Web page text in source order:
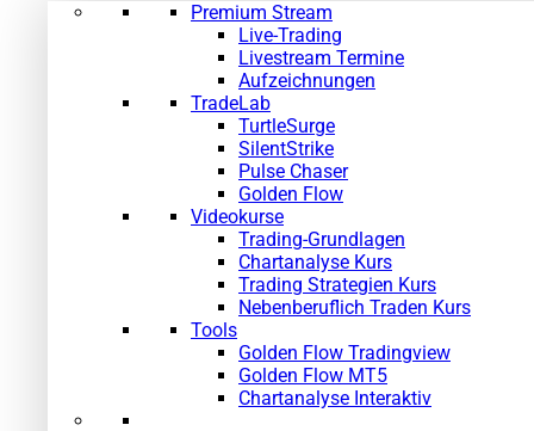
Premium Stream
Live-Trading
Livestream Termine
Aufzeichnungen
TradeLab
TurtleSurge
SilentStrike
Pulse Chaser
Golden Flow
Videokurse
Trading-Grundlagen
Chartanalyse Kurs
Trading Strategien Kurs
Nebenberuflich Traden Kurs
Tools
Golden Flow Tradingview
Golden Flow MT5
Chartanalyse Interaktiv